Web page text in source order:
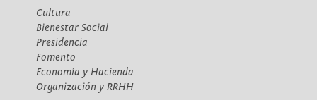
Cultura
Bienestar Social
Presidencia
Fomento
Economía y Hacienda
Organización y RRHH